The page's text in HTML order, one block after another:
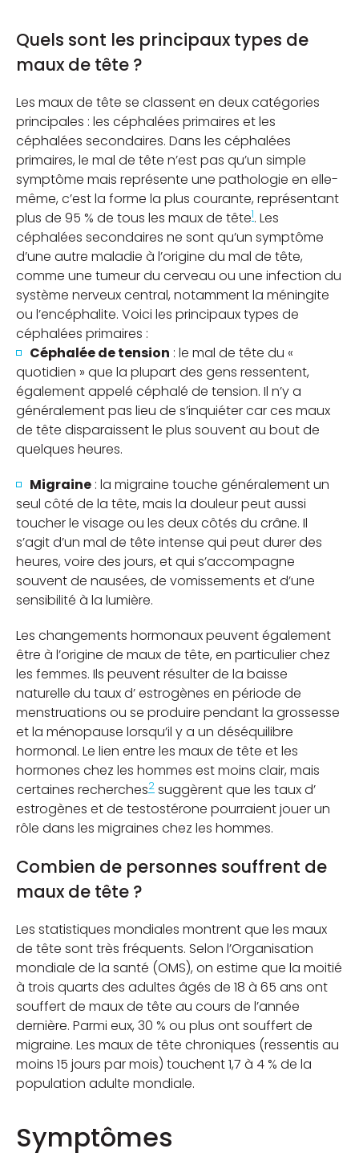
Quels sont les principaux types de
maux de tête ?
Les maux de tête se classent en deux catégories
principales : les céphalées primaires et les
céphalées secondaires. Dans les céphalées
primaires, le mal de tête n’est pas qu’un simple
symptôme mais représente une pathologie en elle-
même, c’est la forme la plus courante, représentant
plus de 95 % de tous les maux de tête1. Les
céphalées secondaires ne sont qu’un symptôme
d’une autre maladie à l’origine du mal de tête,
comme une tumeur du cerveau ou une infection du
système nerveux central, notamment la méningite
ou l’encéphalite. Voici les principaux types de
céphalées primaires :
Céphalée de tension : le mal de tête du «
quotidien » que la plupart des gens ressentent,
également appelé céphalé de tension. Il n’y a
généralement pas lieu de s’inquiéter car ces maux
de tête disparaissent le plus souvent au bout de
quelques heures.
Migraine : la migraine touche généralement un
seul côté de la tête, mais la douleur peut aussi
toucher le visage ou les deux côtés du crâne. Il
s’agit d’un mal de tête intense qui peut durer des
heures, voire des jours, et qui s’accompagne
souvent de nausées, de vomissements et d’une
sensibilité à la lumière.
Les changements hormonaux peuvent également
être à l’origine de maux de tête, en particulier chez
les femmes. Ils peuvent résulter de la baisse
naturelle du taux d’ estrogènes en période de
menstruations ou se produire pendant la grossesse
et la ménopause lorsqu’il y a un déséquilibre
hormonal. Le lien entre les maux de tête et les
hormones chez les hommes est moins clair, mais
certaines recherches2 suggèrent que les taux d’
estrogènes et de testostérone pourraient jouer un
rôle dans les migraines chez les hommes.
Combien de personnes souffrent de
maux de tête ?
Les statistiques mondiales montrent que les maux
de tête sont très fréquents. Selon l’Organisation
mondiale de la santé (OMS), on estime que la moitié
à trois quarts des adultes âgés de 18 à 65 ans ont
souffert de maux de tête au cours de l’année
dernière. Parmi eux, 30 % ou plus ont souffert de
migraine. Les maux de tête chroniques (ressentis au
moins 15 jours par mois) touchent 1,7 à 4 % de la
population adulte mondiale.
Symptômes